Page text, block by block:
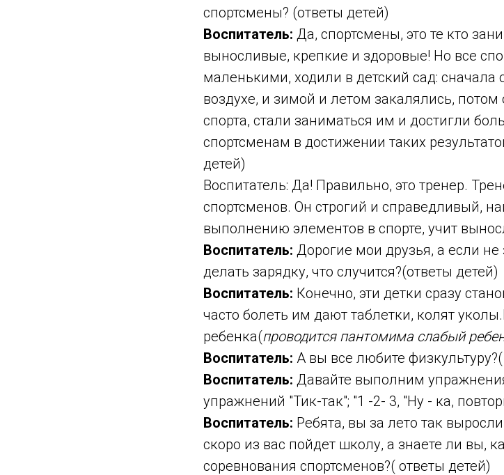
спортсмены? (ответы детей)
Воспитатель: Да, спортсмены, это те кто
выносливые, крепкие и здоровые! Но все
маленькими, ходили в детский сад:
воздухе, и зимой и летом закалялись,
спорта, стали заниматься им и достигли
спортсменам в достижении таких
детей)
Воспитатель: Да! Правильно, это тренер.
спортсменов. Он строгий и справедливый,
выполнению элементов в спорте, учит
Воспитатель: Дорогие мои друзья, а если
делать зарядку, что случится?(ответы детей)
Воспитатель: Конечно, эти детки сразу
часто болеть им дают таблетки, колят
ребенка(проводится пантомима слабый
Воспитатель: А вы все любите
Воспитатель: Давайте выполним
упражнений "Тик-так"; "1 -2- 3, "Ну - ка,
Воспитатель: Ребята, вы за лето так
скоро из вас пойдет школу, а знаете ли вы,
соревнования спортсменов?( ответы детей)